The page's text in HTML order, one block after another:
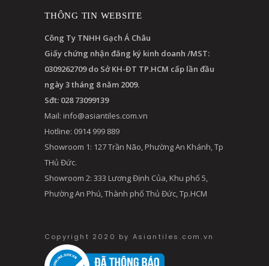
THÔNG TIN WEBSITE
Công Ty TNHH Gạch Á Châu
Giấy chứng nhận đăng ký kinh doanh /MST:
0309262709 do Sở KH-ĐT TP.HCM cấp lần đầu
ngày 3 tháng 8 năm 2009.
Sđt: 028 73099139
Mail: info@asiantiles.com.vn
Hotline: 0914 999 889
Showroom 1: 127 Trần Não, Phường An Khánh, Tp
THủ Đức.
Showroom 2: 333 Lương Định Của, Khu phố 5,
Phường An Phú, Thành phố Thủ Đức, Tp.HCM
Copyright 2020 by Asiantiles.com.vn